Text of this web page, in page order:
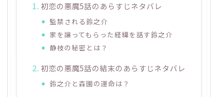
初恋の悪魔5話のあらすじネタバレ
監禁される鈴之介
家を譲ってもらった経緯を話す鈴之介
静枝の秘密とは？
初恋の悪魔5話の結末のあらすじネタバレ
鈴之介と森園の運命は？